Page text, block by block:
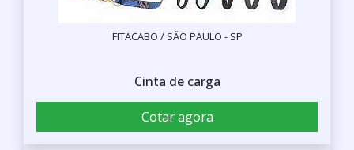
FITACABO / SÃO PAULO - SP
Cinta de carga
Cotar agora